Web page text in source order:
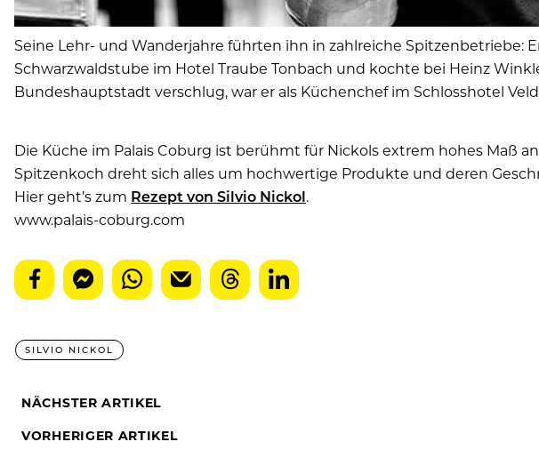
Seine Lehr- und Wanderjahre führten ihn in zahlreiche Spitzenbetriebe:
Schwarzwaldstube im Hotel Traube Tonbach und kochte bei Heinz
Bundeshauptstadt verschlug, war er als Küchenchef im Schlosshotel
Die Küche im Palais Coburg ist berühmt für Nickols extrem hohes Maß
Spitzenkoch dreht sich alles um hochwertige Produkte und deren
Hier geht’s zum Rezept von Silvio Nickol.
www.palais-coburg.com
SILVIO NICKOL
NÄCHSTER ARTIKEL
VORHERIGER ARTIKEL